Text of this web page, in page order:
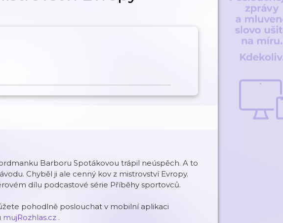
Barboru Spotákovou trápil neúspěch. A to
Chyběl ji ale cenný kov z mistrovství Evropy.
dílu podcastové série Příběhy sportovců.
pohodlně poslouchat v mobilní aplikaci
mujRozhlas.cz .